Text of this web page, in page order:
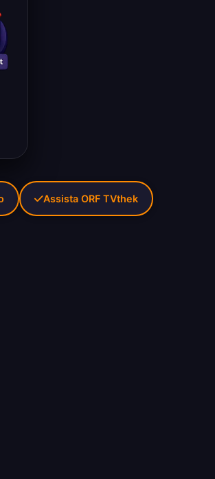
Assista ORF TVthek